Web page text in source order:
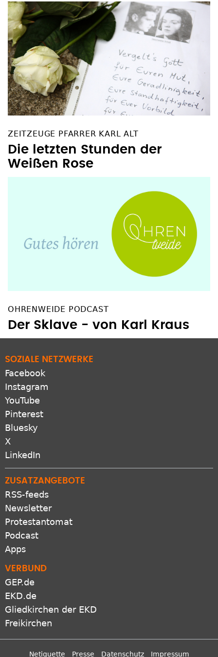
ZEITZEUGE PFARRER KARL ALT
Die letzten Stunden der
Weißen Rose
OHRENWEIDE PODCAST
Der Sklave - von Karl Kraus
SOZIALE NETZWERKE
Facebook
Instagram
YouTube
Pinterest
Bluesky
X
LinkedIn
ZUSATZANGEBOTE
RSS-feeds
Newsletter
Protestantomat
Podcast
Apps
VERBUND
GEP.de
EKD.de
Gliedkirchen der EKD
Freikirchen
Netiquette Presse Datenschutz Impressum